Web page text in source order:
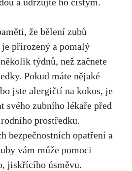
že bělení zubů
přirozený a pomalý
týdnů, než začnete
Pokud máte nějaké
jste alergičtí na kokos, je
svého zubního lékaře před
prostředku.
bezpečnostních opatření a
vám může pomoci
jiskřícího úsměvu.